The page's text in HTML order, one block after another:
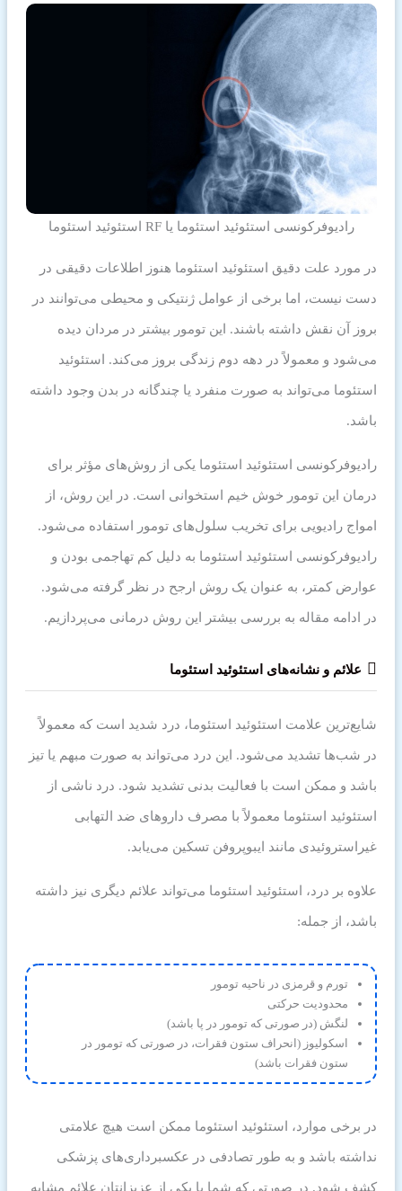
رادیوفرکونسی استئوئید استئوما یا RF استئوئید استئوما
در مورد علت دقیق استئوئید استئوما هنوز اطلاعات دقیقی در
دست نیست، اما برخی از عوامل ژنتیکی و محیطی می‌توانند در
بروز آن نقش داشته باشند. این تومور بیشتر در مردان دیده
می‌شود و معمولاً در دهه دوم زندگی بروز می‌کند. استئوئید
استئوما می‌تواند به صورت منفرد یا چندگانه در بدن وجود داشته
باشد.
رادیوفرکونسی استئوئید استئوما یکی از روش‌های مؤثر برای
درمان این تومور خوش خیم استخوانی است. در این روش، از
امواج رادیویی برای تخریب سلول‌های تومور استفاده می‌شود.
رادیوفرکونسی استئوئید استئوما به دلیل کم تهاجمی بودن و
عوارض کمتر، به عنوان یک روش ارجح در نظر گرفته می‌شود.
در ادامه مقاله به بررسی بیشتر این روش درمانی می‌پردازیم.
علائم و نشانه‌های استئوئید استئوما
شایع‌ترین علامت استئوئید استئوما، درد شدید است که معمولاً
در شب‌ها تشدید می‌شود. این درد می‌تواند به صورت مبهم یا تیز
باشد و ممکن است با فعالیت بدنی تشدید شود. درد ناشی از
استئوئید استئوما معمولاً با مصرف داروهای ضد التهابی
غیراستروئیدی مانند ایبوپروفن تسکین می‌یابد.
علاوه بر درد، استئوئید استئوما می‌تواند علائم دیگری نیز داشته
باشد، از جمله:
تورم و قرمزی در ناحیه تومور
محدودیت حرکتی
لنگش (در صورتی که تومور در پا باشد)
اسکولیوز (انحراف ستون فقرات، در صورتی که تومور در
ستون فقرات باشد)
در برخی موارد، استئوئید استئوما ممکن است هیچ علامتی
نداشته باشد و به طور تصادفی در عکسبرداری‌های پزشکی
کشف شود. در صورتی که شما یا یکی از عزیزانتان علائم مشابه